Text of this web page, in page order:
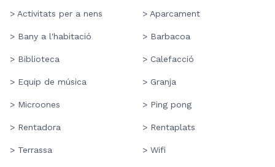
> Activitats per a nens > Aparcament
> Bany a l'habitació > Barbacoa
> Biblioteca > Calefacció
> Equip de música > Granja
> Microones > Ping pong
> Rentadora > Rentaplats
> Terrassa > Wifi